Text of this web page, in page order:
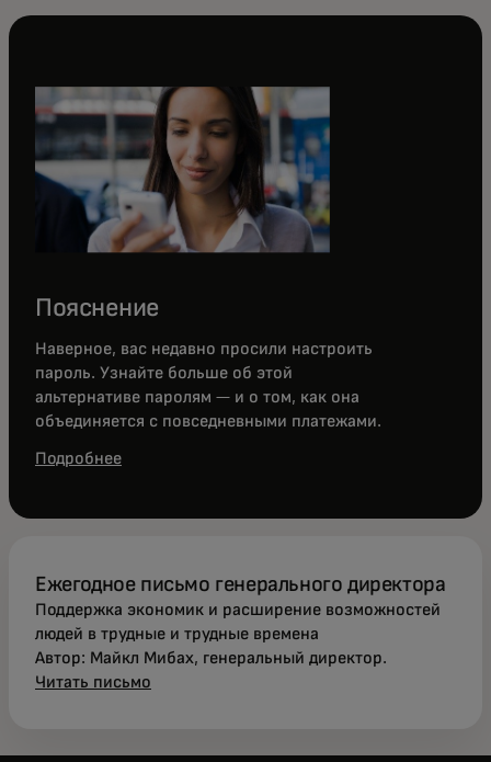
Пояснение
Наверное, вас недавно просили настроить
пароль. Узнайте больше об этой
альтернативе паролям — и о том, как она
объединяется с повседневными платежами.
Подробнее
Ежегодное письмо генерального директора
Поддержка экономик и расширение возможностей
людей в трудные и трудные времена
Автор: Майкл Мибах, генеральный директор.
Читать письмо